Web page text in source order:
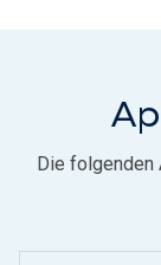
Die folgenden